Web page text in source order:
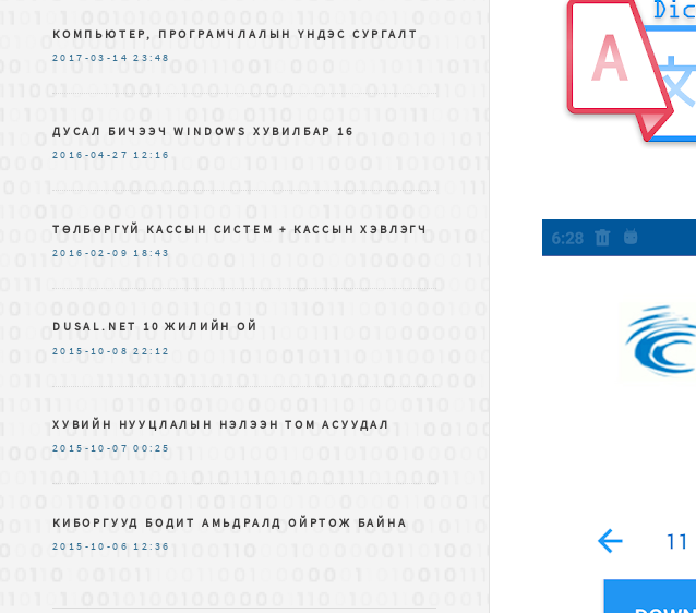
КОМПЬЮТЕР, ПРОГРАМЧЛАЛЫН ҮНДЭС СУРГАЛТ
2017-03-14 23:48
ДУСАЛ БИЧЭЭЧ WINDOWS ХУВИЛБАР 16
2016-04-27 12:16
ТӨЛБӨРГҮЙ КАССЫН СИСТЕМ + КАССЫН ХЭВЛЭГЧ
2016-02-09 18:43
DUSAL.NET 10 ЖИЛИЙН ОЙ
2015-10-08 22:12
ХУВИЙН НУУЦЛАЛЫН НЭЛЭЭН ТОМ АСУУДАЛ
2015-10-07 00:25
КИБОРГУУД БОДИТ АМЬДРАЛД ОЙРТОЖ БАЙНА
2015-10-06 12:36